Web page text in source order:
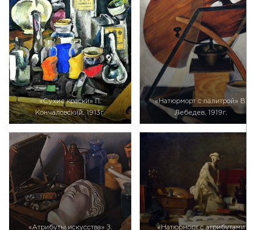
«Сухие краски» П.
Кончаловский. 1913г.
«Натюрморт с палитрой» В.
Лебедев. 1919г.
«Атрибуты искусства» З. «Натюрморт с атрибутами